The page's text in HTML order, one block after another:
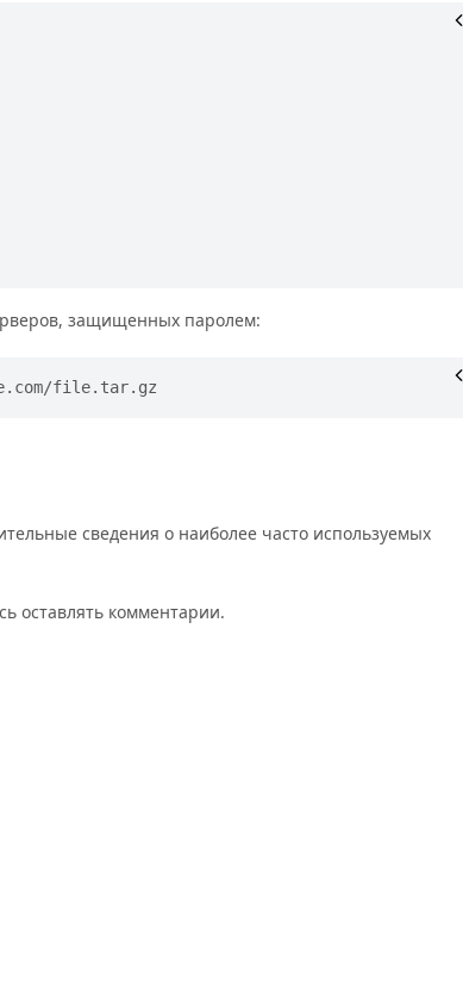
защищенных паролем:
file.tar.gz
сведения о наиболее часто используемых
оставлять комментарии.